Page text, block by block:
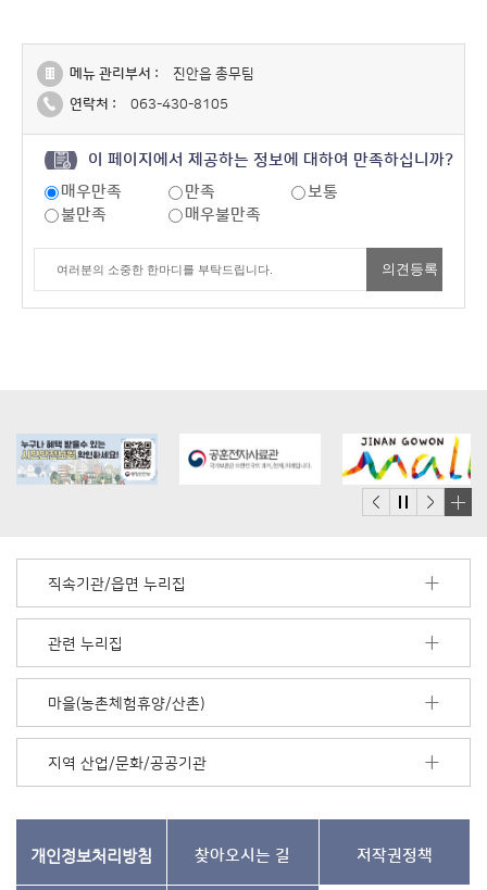
메뉴 관리부서 :
진안읍 총무팀
연락처 :
063-430-8105
이 페이지에서 제공하는 정보에 대하여 만족하십니까?
매우만족
만족
보통
불만족
매우불만족
더
기
직속기관/읍면 누리집
관련 누리집
마을(농촌체험휴양/산촌)
지역 산업/문화/공공기관
개인정보처리방침 찾아오시는 길 저작권정책